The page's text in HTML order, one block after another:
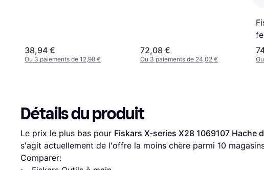
38,94 €
Ou 3 paiements de 12,98 €
72,08 €
Ou 3 paiements de 24,02 €
Détails du produit
Le prix le plus bas pour Fiskars X-series X28 1069107 Hache
s'agit actuellement de l'offre la moins chère parmi 10
Comparer: